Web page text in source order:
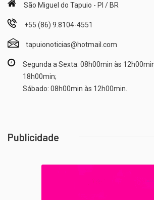
São Miguel do Tapuio - PI / BR
+55 (86) 9.8104-4551
tapuionoticias@hotmail.com
Segunda a Sexta: 08h00min às
18h00min;
Sábado: 08h00min às 12h00min.
Publicidade